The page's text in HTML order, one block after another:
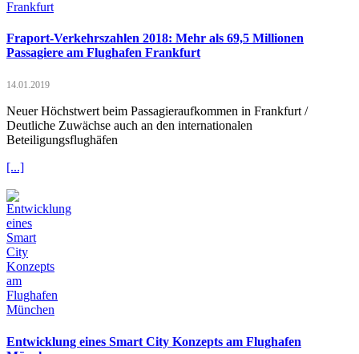
Fraport-Verkehrszahlen 2018: Mehr als 69,5 Millionen
Passagiere am Flughafen Frankfurt
14.01.2019
Neuer Höchstwert beim Passagieraufkommen in Frankfurt /
Deutliche Zuwächse auch an den internationalen
Beteiligungsflughäfen
[...]
Entwicklung eines Smart City Konzepts am Flughafen